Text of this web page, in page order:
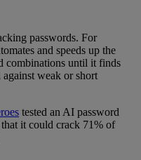
passwords. For
and speeds up the
combinations until it finds
weak or short
tested an AI password
it could crack 71% of